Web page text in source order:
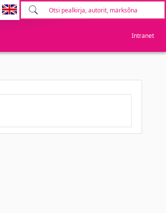
Intranet